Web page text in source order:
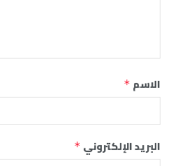
الاسم *
البريد الإلكتروني *